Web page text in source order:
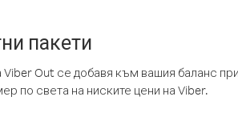
пакети
Viber Out се добавя към вашия баланс
по света на ниските цени на Viber.